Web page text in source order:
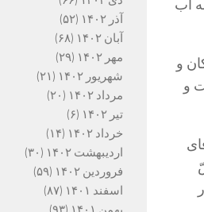
آب
و
و
آذر ۱۴۰۲
(۵۲)
آبان ۱۴۰۲
(۶۸)
مهر ۱۴۰۲
(۲۹)
شهریور ۱۴۰۲
(۲۱)
مرداد ۱۴۰۲
(۲۰)
تیر ۱۴۰۲
(۶)
خرداد ۱۴۰۲
(۱۴)
اردیبهشت ۱۴۰۲
(۳۰)
فروردین ۱۴۰۲
(۵۹)
اسفند ۱۴۰۱
(۸۷)